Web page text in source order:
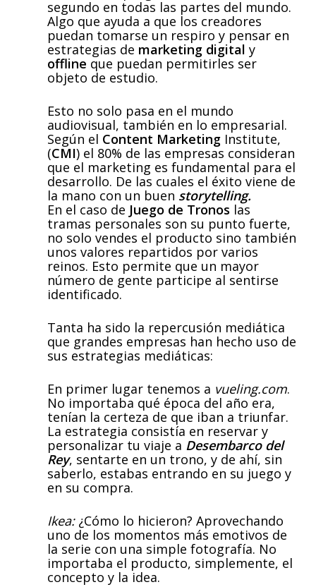
segundo en todas las partes del mundo.
Algo que ayuda a que los creadores
puedan tomarse un respiro y pensar en
estrategias de marketing digital y
offline que puedan permitirles ser
objeto de estudio.
Esto no solo pasa en el mundo
audiovisual, también en lo empresarial.
Según el Content MarketingInstitute,
(CMI) el 80% de las empresas consideran
que el marketing es fundamental para el
desarrollo. De las cuales el éxito viene de
la mano con un buen storytelling.
En el caso de Juego de Tronos las
tramas personales son su punto fuerte,
no solo vendes el producto sino también
unos valores repartidos por varios
reinos. Esto permite que un mayor
número de gente participe al sentirse
identificado.
Tanta ha sido la repercusión mediática
que grandes empresas han hecho uso de
sus estrategias mediáticas:
En primer lugar tenemos a vueling.com.
No importaba qué época del año era,
tenían la certeza de que iban a triunfar.
La estrategia consistía en reservar y
personalizar tu viaje a Desembarco del
Rey, sentarte en un trono, y de ahí, sin
saberlo, estabas entrando en su juego y
en su compra.
Ikea:¿Cómo lo hicieron? Aprovechando
uno de los momentos más emotivos de
la serie con una simple fotografía. No
importaba el producto, simplemente, el
concepto y la idea.